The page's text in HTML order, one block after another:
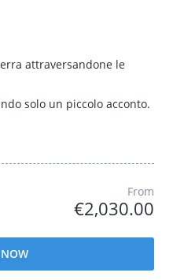
attraversandone le
solo un piccolo acconto.
From
€2,030.00